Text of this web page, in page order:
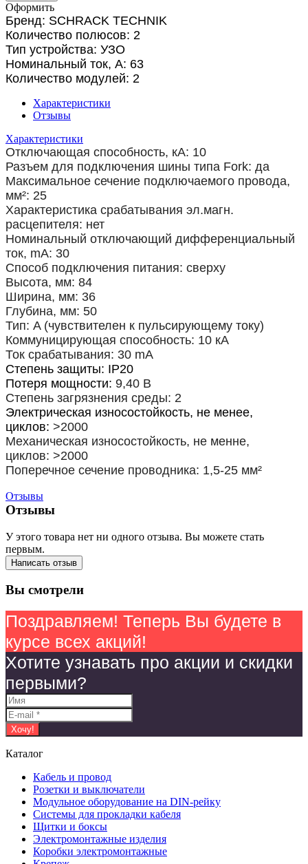
Оформить
Бренд: SCHRACK TECHNIK
Количество полюсов: 2
Тип устройства: УЗО
Номинальный ток, А: 63
Количество модулей: 2
Характеристики
Отзывы
Характеристики
Отключающая способность, кА: 10
Разъем для подключения шины типа Fork: да
Максимальное сечение подключаемого провода,
мм²: 25
Характеристика срабатывания эл.магн.
расцепителя: нет
Номинальный отключающий дифференциальный
ток, mA: 30
Способ подключения питания: сверху
Высота, мм: 84
Ширина, мм: 36
Глубина, мм: 50
Тип: A (чувствителен к пульсирующему току)
Коммуницирующая способность: 10 кА
Ток срабатывания: 30 mA
Степень защиты: IP20
Потеря мощности: 9,40 В
Степень загрязнения среды: 2
Электрическая износостойкость, не менее,
циклов: >2000
Механическая износостойкость, не менне,
циклов: >2000
Поперечное сечение проводника: 1,5-25 мм²
Отзывы
Отзывы
У этого товара нет ни одного отзыва. Вы можете стать
первым.
Написать отзыв
Вы смотрели
Поздравляем! Теперь Вы будете в
курсе всех акций!
Хотите узнавать про акции и скидки
первыми?
Каталог
Кабель и провод
Розетки и выключатели
Модульное оборудование на DIN-рейку
Системы для прокладки кабеля
Щитки и боксы
Электромонтажные изделия
Коробки электромонтажные